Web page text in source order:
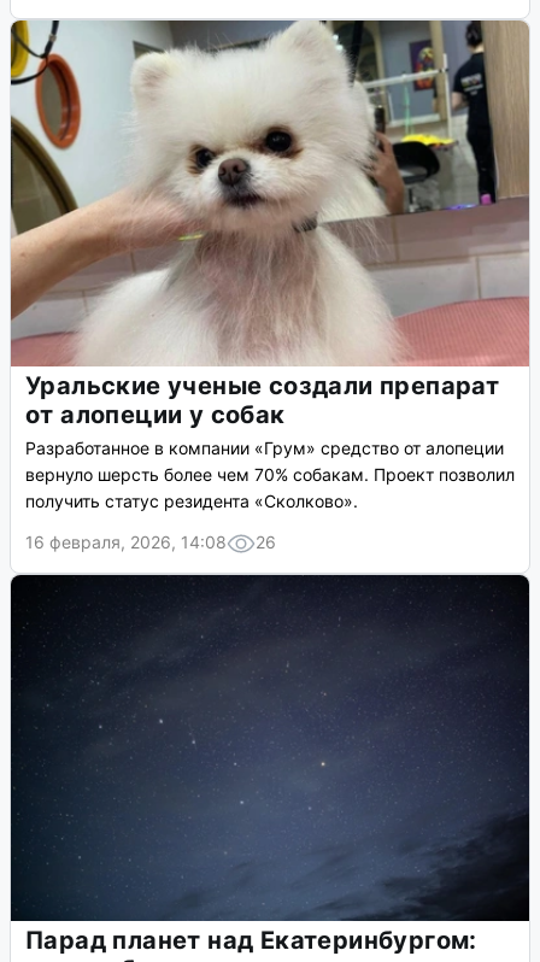
Уральские ученые создали препарат
от алопеции у собак
Разработанное в компании «Грум» средство от алопеции
вернуло шерсть более чем 70% собакам. Проект позволил
получить статус резидента «Сколково».
16 февраля, 2026, 14:08
26
Парад планет над Екатеринбургом: